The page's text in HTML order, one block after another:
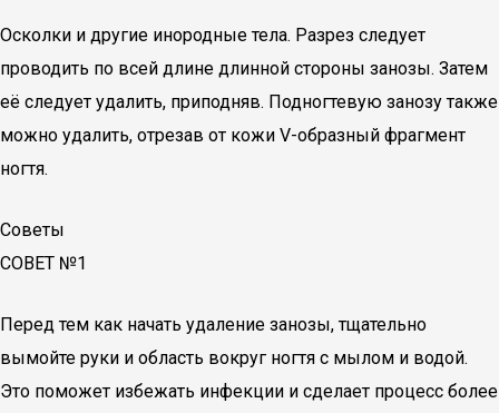
Осколки и другие инородные тела. Разрез следует
проводить по всей длине длинной стороны занозы. Затем
её следует удалить, приподняв. Подногтевую занозу также
можно удалить, отрезав от кожи V-образный фрагмент
ногтя.
Советы
СОВЕТ №1
Перед тем как начать удаление занозы, тщательно
вымойте руки и область вокруг ногтя с мылом и водой.
Это поможет избежать инфекции и сделает процесс более